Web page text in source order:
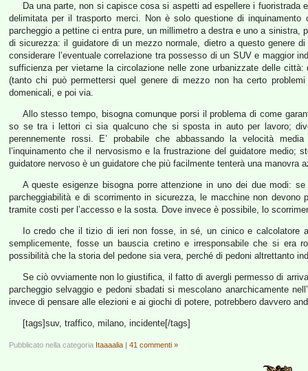
Da una parte, non si capisce cosa si aspetti ad espellere i
delimitata per il trasporto merci. Non è solo questione di
parcheggio a pettine ci entra pure, un millimetro a destra e uno a sinistra,
di sicurezza: il guidatore di un mezzo normale, dietro a questo genere
considerare l’eventuale correlazione tra possesso di un SUV e maggior
sufficienza per vietarne la circolazione nelle zone urbanizzate delle
(tanto chi può permettersi quel genere di mezzo non ha certo
domenicali, e poi via.
Allo stesso tempo, bisogna comunque porsi il problema di come
so se tra i lettori ci sia qualcuno che si sposta in auto per lavoro;
perennemente rossi. E’ probabile che abbassando la velocità
l’inquinamento che il nervosismo e la frustrazione del guidatore
guidatore nervoso è un guidatore che più facilmente tenterà una manovra
A queste esigenze bisogna porre attenzione in uno dei due modi:
parcheggiabilità e di scorrimento in sicurezza, le macchine non devono
tramite costi per l’accesso e la sosta. Dove invece è possibile, lo
Io credo che il tizio di ieri non fosse, in sé, un cinico e calcolatore
semplicemente, fosse un bauscia cretino e irresponsabile che si
possibilità che la storia del pedone sia vera, perché di pedoni altrettanto
Se ciò ovviamente non lo giustifica, il fatto di avergli permesso di
parcheggio selvaggio e pedoni sbadati si mescolano anarchicamente
invece di pensare alle elezioni e ai giochi di potere, potrebbero davvero
[tags]suv, traffico, milano, incidente[/tags]
Pubblicato nella categoria Itaaaalia | 41 commenti »